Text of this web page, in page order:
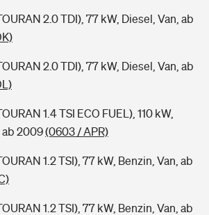
2.0 TDI), 77 kW, Diesel, Van, ab
2.0 TDI), 77 kW, Diesel, Van, ab
1.4 TSI ECO FUEL), 110 kW,
ab 2009(0603 / APR)
1.2 TSI), 77 kW, Benzin, Van, ab
1.2 TSI), 77 kW, Benzin, Van, ab